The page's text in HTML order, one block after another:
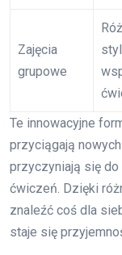
Zajęcia
grupowe
Te innowacyjne
przyciągają
przyczyniają się
ćwiczeń. Dzięki
znaleźć coś dla
staje się